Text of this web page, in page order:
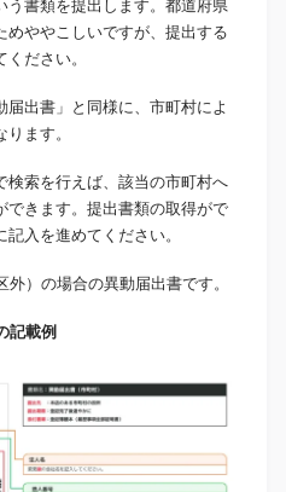
う書類を提出します。都道府県
ややこしいですが、提出する
ださい。
出書」と同様に、市町村によ
ます。
検索を行えば、該当の市町村へ
できます。提出書類の取得がで
入を進めてください。
）の場合の異動届出書です。
記載例